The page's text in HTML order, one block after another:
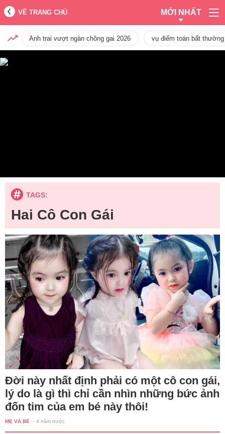
VỀ TRANG CHỦ MỚI NHẤT
Anh trai vượt ngàn chông gai 2026 vụ điểm toán bất
TAGS:
Hai Cô Con Gái
Đời này nhất định phải có một cô con gái,
lý do là gì thì chỉ cần nhìn những bức ảnh
đốn tim của em bé này thôi!
MẸ VÀ BÉ - 4 năm trước